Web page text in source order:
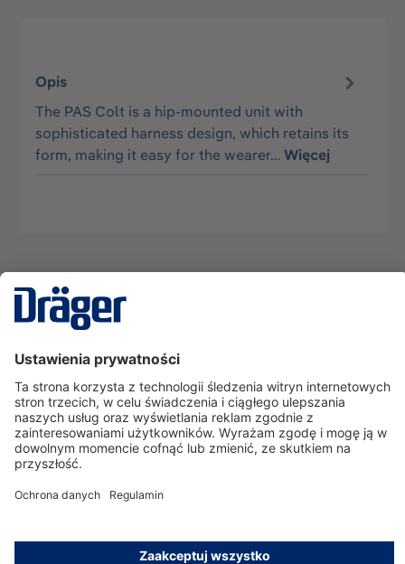
Opis
The PAS Colt is a hip-mounted unit with
sophisticated harness design, which retains its
form, making it easy for the wearer…Więcej
Serwisowa linia hotline
O nas
Korzystanie ze sklepu